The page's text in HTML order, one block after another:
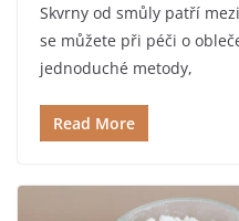
Skvrny od smůly patří
se můžete při péči o
jednoduché metody,
Read More